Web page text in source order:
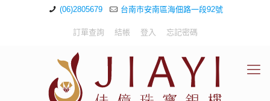
(06)2805679 台南市安南區海佃路一段92號
訂單查詢 結帳 登入 忘記密碼